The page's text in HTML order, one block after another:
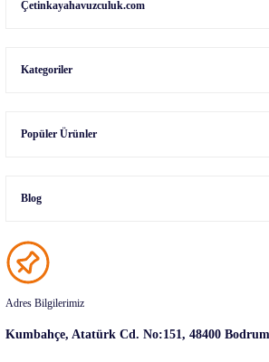
Çetinkayahavuzculuk.com
Kategoriler
Popüler Ürünler
Blog
Adres Bilgilerimiz
Kumbahçe, Atatürk Cd. No:151, 48400